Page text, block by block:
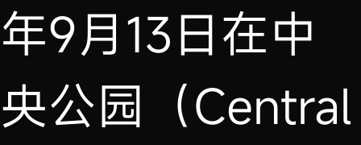
年9月13日在中
央公园（Central